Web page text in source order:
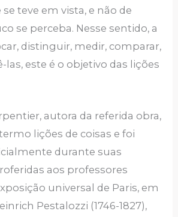
teve em vista, e não de
se perceba. Nesse sentido, a
distinguir, medir, comparar,
las, este é o objetivo das lições
autora da referida obra,
lições de coisas e foi
durante suas
aos professores
universal de Paris, em
Pestalozzi (1746-1827),